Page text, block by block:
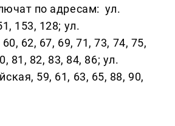
по адресам: ул.
153, 128; ул.
62, 67, 69, 71, 73, 74, 75,
81, 82, 83, 84, 86; ул.
59, 61, 63, 65, 88, 90,